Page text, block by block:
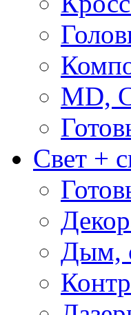
MD,
Свет +
Дым,